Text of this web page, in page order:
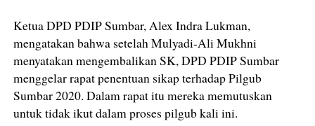
Ketua DPD PDIP Sumbar, Alex Indra Lukman,
mengatakan bahwa setelah Mulyadi-Ali Mukhni
menyatakan mengembalikan SK, DPD PDIP Sumbar
menggelar rapat penentuan sikap terhadap Pilgub
Sumbar 2020. Dalam rapat itu mereka memutuskan
untuk tidak ikut dalam proses pilgub kali ini.